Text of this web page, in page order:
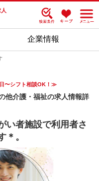
企業情報
〜シフト相談OK！≫
他介護・福祉の求人情報詳
い者施設で利用者さ
＊。